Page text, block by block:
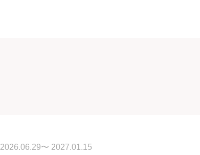
2026.06.29〜 2027.01.15